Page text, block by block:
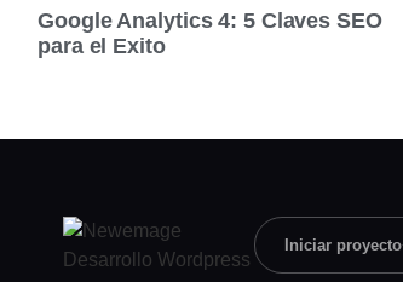
Google Analytics 4: 5 Claves SEO
para el Exito
Iniciar proyecto